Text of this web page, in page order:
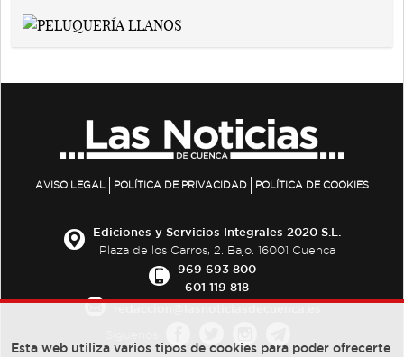
AVISO LEGAL POLÍTICA DE PRIVACIDAD POLÍTICA DE COOKIES
Ediciones y Servicios Integrales 2020 S.L.
Plaza de los Carros, 2. Bajo. 16001 Cuenca
969 693 800
601 119 818
Esta web utiliza varios tipos de cookies para poder ofrecerte